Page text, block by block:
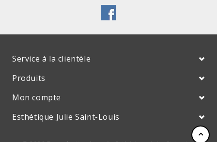
Service à la clientèle
Produits
Mon compte
Esthétique Julie Saint-Louis